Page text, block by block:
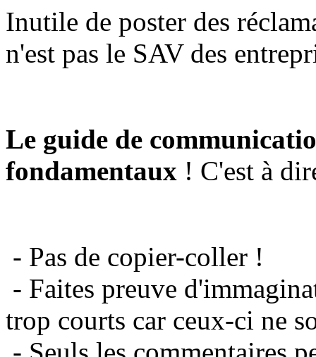
Inutile de poster des
n'est pas le SAV des
Le guide de
fondamentaux ! C'est à
- Pas de copier-coller !
- Faites preuve
trop courts car ceux-ci ne